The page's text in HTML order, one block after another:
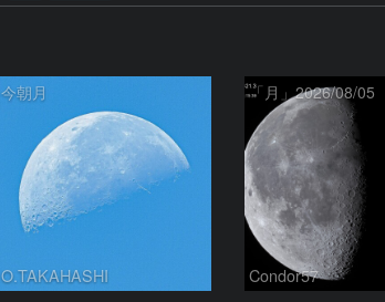
今朝月
O.TAKAHASHI
「月」2026/08/05
Condor57